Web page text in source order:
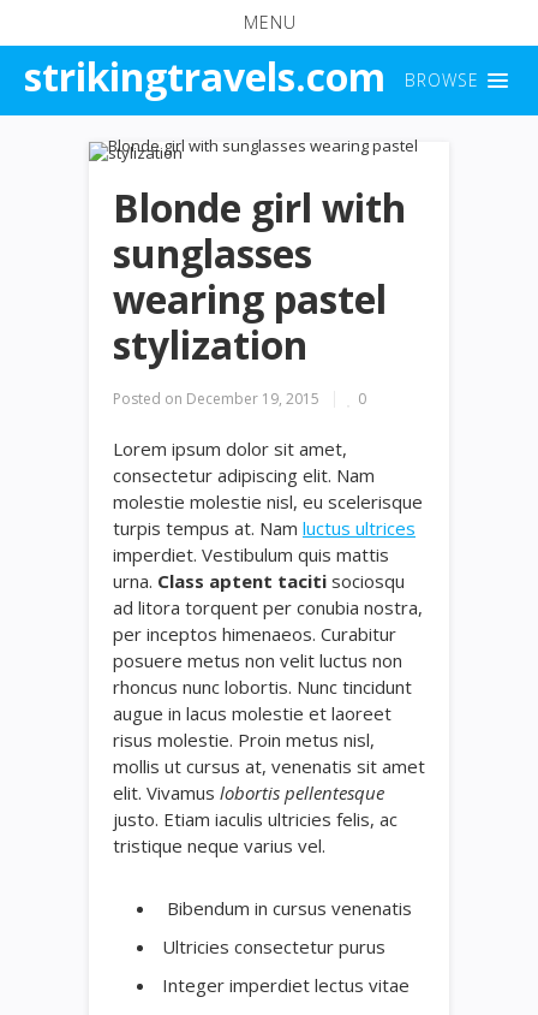
MENU
BROWSE
strikingtravels.com
Blonde girl with
sunglasses
wearing pastel
stylization
Posted on December 19, 2015 0
Lorem ipsum dolor sit amet,
consectetur adipiscing elit. Nam
molestie molestie nisl, eu scelerisque
turpis tempus at. Nam luctus ultrices
imperdiet. Vestibulum quis mattis
urna. Class aptent taciti sociosqu
ad litora torquent per conubia nostra,
per inceptos himenaeos. Curabitur
posuere metus non velit luctus non
rhoncus nunc lobortis. Nunc tincidunt
augue in lacus molestie et laoreet
risus molestie. Proin metus nisl,
mollis ut cursus at, venenatis sit amet
elit. Vivamus lobortis pellentesque
justo. Etiam iaculis ultricies felis, ac
tristique neque varius vel.
Bibendum in cursus venenatis
Ultricies consectetur purus
Integer imperdiet lectus vitae